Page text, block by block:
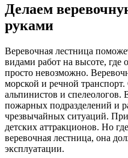
Делаем
руками
Веревочная лестница
видами работ на высоте, где
просто невозможно.
морской и речной
альпинистов и спелеологов.
пожарных подразделений и
чрезвычайных ситуаций.
детских аттракционов. Но
веревочная лестница, она
эксплуатации.